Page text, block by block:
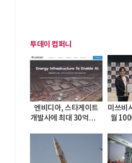
투데이 컴퍼니
엔비디아, 스타게이트
개발사에 최대 30억달러
미쓰비
월